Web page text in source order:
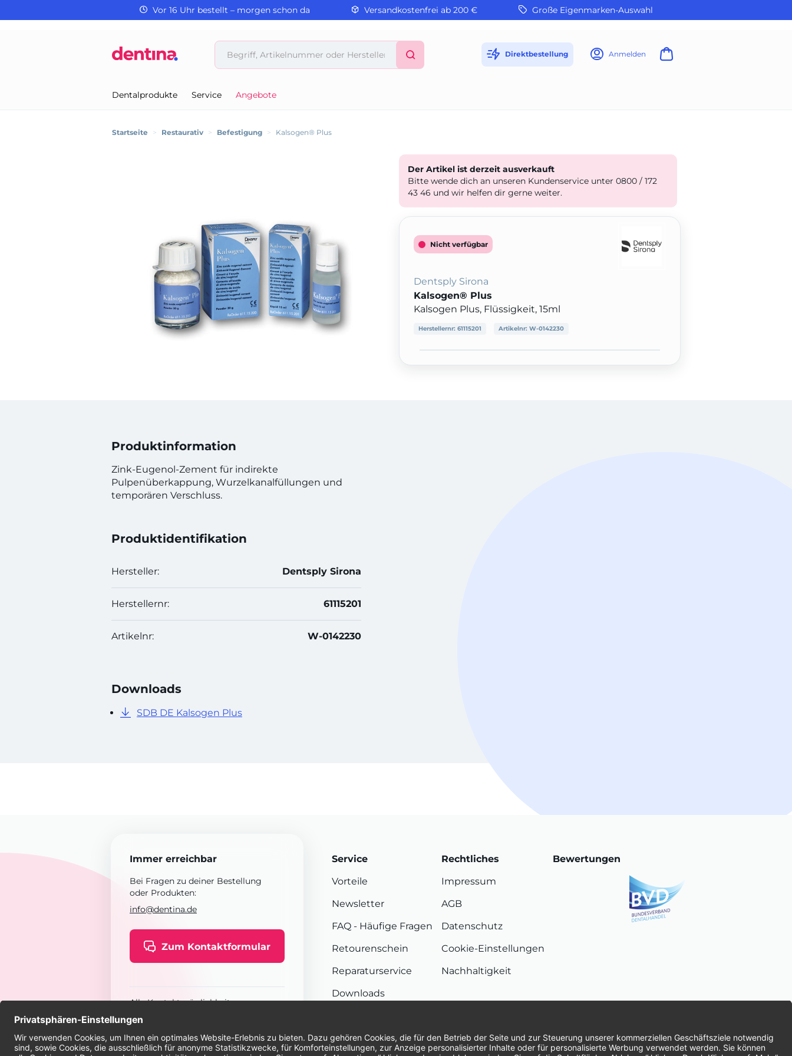
Vor 16 Uhr bestellt – morgen schon da Versandkostenfrei ab 200 € Große Eigenmarken-Auswahl
Direktbestellung Anmelden
Dentalprodukte Service Angebote
Startseite > Restaurativ > Befestigung > Kalsogen® Plus
Produktinformation
Zink-Eugenol-Zement für indirekte
Pulpenüberkappung, Wurzelkanalfüllungen und
temporären Verschluss.
Produktidentifikation
Hersteller: Dentsply Sirona
Herstellernr: 61115201
Artikelnr: W-0142230
Downloads
SDB DE Kalsogen Plus
Der Artikel ist derzeit ausverkauft
Bitte wende dich an unseren Kundenservice unter 0800 / 172
43 46 und wir helfen dir gerne weiter.
Nicht verfügbar
Dentsply Sirona
Kalsogen® Plus
Kalsogen Plus, Flüssigkeit, 15ml
Herstellernr: 61115201 Artikelnr: W-0142230
Immer erreichbar
Bei Fragen zu deiner Bestellung
oder Produkten:
info@dentina.de
Zum Kontaktformular
Alle Kontaktmöglichkeiten
Service
Vorteile
Newsletter
FAQ - Häufige Fragen
Retourenschein
Reparaturservice
Downloads
Rechtliches
Impressum
AGB
Datenschutz
Cookie-Einstellungen
Nachhaltigkeit
Bewertungen